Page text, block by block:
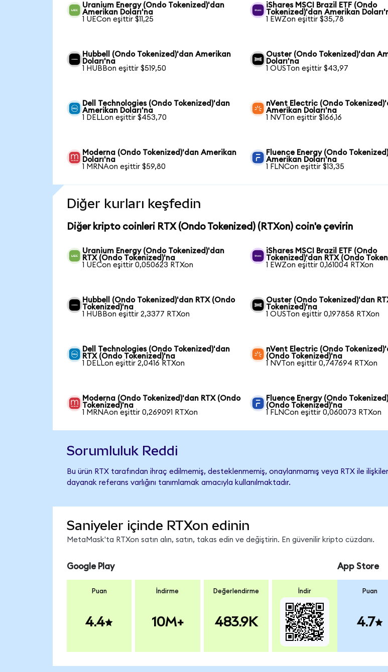
Uranium Energy (Ondo Tokenized)'dan
Amerikan Doları'na
1 UECon eşittir $11,25
iShares MSCI Brazil ETF (Ondo
Tokenized)'dan Amerikan
1 EWZon eşittir $35,78
Hubbell (Ondo Tokenized)'dan Amerikan
Doları'na
1 HUBBon eşittir $519,50
Ouster (Ondo Tokenized)'dan
Doları'na
1 OUSTon eşittir $43,97
Dell Technologies (Ondo Tokenized)'dan
Amerikan Doları'na
1 DELLon eşittir $453,70
nVent Electric (Ondo
Amerikan Doları'na
1 NVTon eşittir $166,16
Moderna (Ondo Tokenized)'dan Amerikan
Doları'na
1 MRNAon eşittir $59,80
Fluence Energy (Ondo
Amerikan Doları'na
1 FLNCon eşittir $13,35
Diğer kurları keşfedin
Diğer kripto coinleri RTX (Ondo Tokenized) (RTXon) coin'e çevirin
Uranium Energy (Ondo Tokenized)'dan
RTX (Ondo Tokenized)'na
1 UECon eşittir 0,050623 RTXon
iShares MSCI Brazil ETF (Ondo
Tokenized)'dan RTX (Ondo
1 EWZon eşittir 0,161004 RTXon
Hubbell (Ondo Tokenized)'dan RTX (Ondo
Tokenized)'na
1 HUBBon eşittir 2,3377 RTXon
Ouster (Ondo Tokenized)'dan
Tokenized)'na
1 OUSTon eşittir 0,197858 RTXon
Dell Technologies (Ondo Tokenized)'dan
RTX (Ondo Tokenized)'na
1 DELLon eşittir 2,0416 RTXon
nVent Electric (Ondo
(Ondo Tokenized)'na
1 NVTon eşittir 0,747694 RTXon
Moderna (Ondo Tokenized)'dan RTX (Ondo
Tokenized)'na
1 MRNAon eşittir 0,269091 RTXon
Fluence Energy (Ondo
(Ondo Tokenized)'na
1 FLNCon eşittir 0,060073 RTXon
Sorumluluk Reddi
Bu ürün RTX tarafından ihraç edilmemiş, desteklenmemiş, onaylanmamış veya RTX ile
dayanak referans varlığını tanımlamak amacıyla kullanılmaktadır.
Saniyeler içinde RTXon edinin
MetaMask'ta RTXon satın alın, satın, takas edin ve değiştirin. En güvenilir kripto cüzdanı.
Google Play
Puan
4.4
İndirme
10M+
Değerlendirme
483.9K
İndir
App Store
Puan
4.7